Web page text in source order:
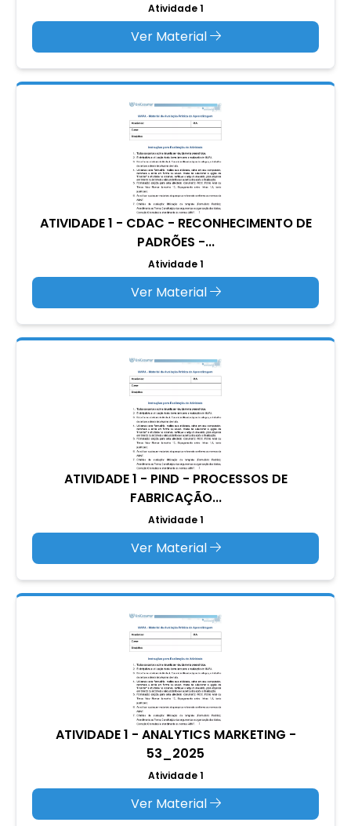
Atividade 1
Ver Material
ATIVIDADE 1 - CDAC - RECONHECIMENTO DE
PADRÕES -...
Atividade 1
Ver Material
ATIVIDADE 1 - PIND - PROCESSOS DE
FABRICAÇÃO...
Atividade 1
Ver Material
ATIVIDADE 1 - ANALYTICS MARKETING -
53_2025
Atividade 1
Ver Material